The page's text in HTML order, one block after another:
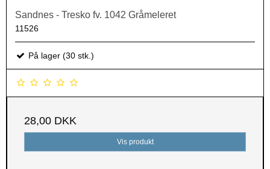
Sandnes - Tresko fv. 1042 Gråmeleret
11526
På lager (30 stk.)
28,00 DKK
Vis produkt